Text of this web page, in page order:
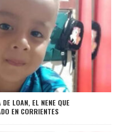
LOAN, EL NENE QUE
EN CORRIENTES